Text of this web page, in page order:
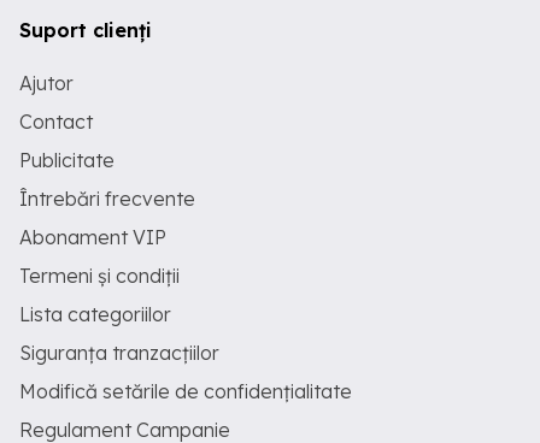
Suport clienți
Ajutor
Contact
Publicitate
Întrebări frecvente
Abonament VIP
Termeni și condiții
Lista categoriilor
Siguranța tranzacțiilor
Modifică setările de confidențialitate
Regulament Campanie